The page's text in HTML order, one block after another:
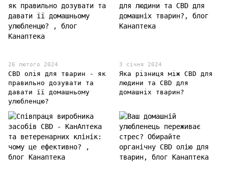
26 лютого 2024
CBD олія для тварин - як
правильно дозувати та
давати її домашньому
улюбленцю?
3 січня 2024
Яка різниця між CBD для
людини та CBD для
домашніх тварин?